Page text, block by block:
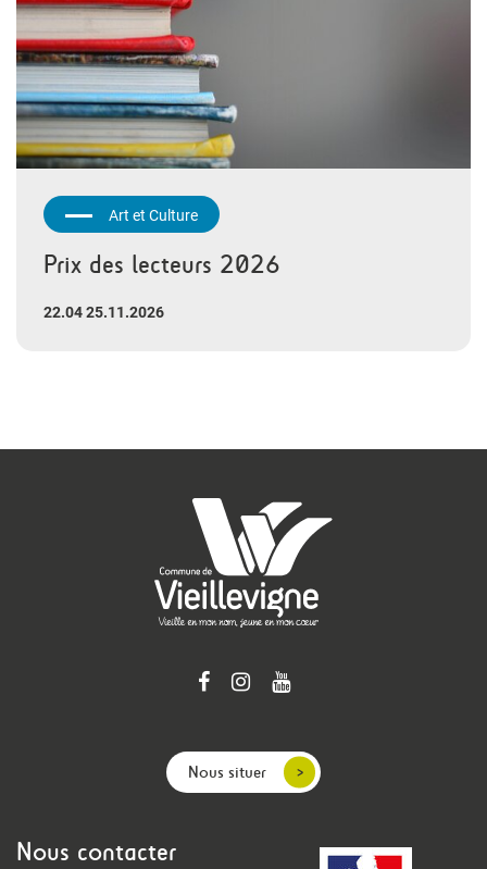
Art et Culture
Prix des lecteurs 2026
22.04 25.11.2026
Nous situer
Nous contacter